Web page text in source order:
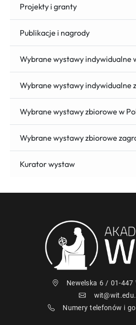
Projekty i granty
Publikacje i nagrody
Wybrane wystawy indywidualne
Wybrane wystawy indywidualne
Wybrane wystawy zbiorowe w
Wybrane wystawy zbiorowe
Kurator wystaw
Newelska 6 / 01-447
Numery telefonów i